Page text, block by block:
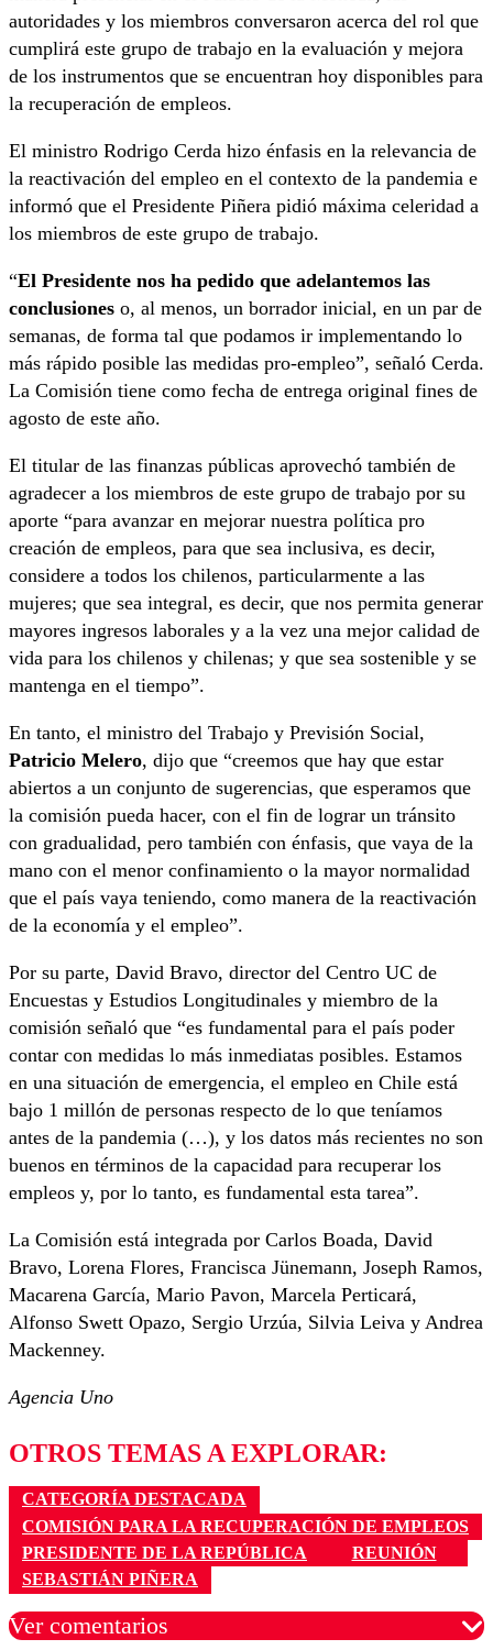
autoridades y los miembros conversaron acerca del rol que
cumplirá este grupo de trabajo en la evaluación y mejora
de los instrumentos que se encuentran hoy disponibles para
la recuperación de empleos.
El ministro Rodrigo Cerda hizo énfasis en la relevancia de
la reactivación del empleo en el contexto de la pandemia e
informó que el Presidente Piñera pidió máxima celeridad a
los miembros de este grupo de trabajo.
“El Presidente nos ha pedido que adelantemos las
conclusiones o, al menos, un borrador inicial, en un par de
semanas, de forma tal que podamos ir implementando lo
más rápido posible las medidas pro-empleo”, señaló Cerda.
La Comisión tiene como fecha de entrega original fines de
agosto de este año.
El titular de las finanzas públicas aprovechó también de
agradecer a los miembros de este grupo de trabajo por su
aporte “para avanzar en mejorar nuestra política pro
creación de empleos, para que sea inclusiva, es decir,
considere a todos los chilenos, particularmente a las
mujeres; que sea integral, es decir, que nos permita generar
mayores ingresos laborales y a la vez una mejor calidad de
vida para los chilenos y chilenas; y que sea sostenible y se
mantenga en el tiempo”.
En tanto, el ministro del Trabajo y Previsión Social,
Patricio Melero, dijo que “creemos que hay que estar
abiertos a un conjunto de sugerencias, que esperamos que
la comisión pueda hacer, con el fin de lograr un tránsito
con gradualidad, pero también con énfasis, que vaya de la
mano con el menor confinamiento o la mayor normalidad
que el país vaya teniendo, como manera de la reactivación
de la economía y el empleo”.
Por su parte, David Bravo, director del Centro UC de
Encuestas y Estudios Longitudinales y miembro de la
comisión señaló que “es fundamental para el país poder
contar con medidas lo más inmediatas posibles. Estamos
en una situación de emergencia, el empleo en Chile está
bajo 1 millón de personas respecto de lo que teníamos
antes de la pandemia (…), y los datos más recientes no son
buenos en términos de la capacidad para recuperar los
empleos y, por lo tanto, es fundamental esta tarea”.
La Comisión está integrada por Carlos Boada, David
Bravo, Lorena Flores, Francisca Jünemann, Joseph Ramos,
Macarena García, Mario Pavon, Marcela Perticará,
Alfonso Swett Opazo, Sergio Urzúa, Silvia Leiva y Andrea
Mackenney.
Agencia Uno
OTROS TEMAS A EXPLORAR:
CATEGORÍA DESTACADA
COMISIÓN PARA LA RECUPERACIÓN DE EMPLEOS
PRESIDENTE DE LA REPÚBLICA
REUNIÓN
SEBASTIÁN PIÑERA
Ver comentarios